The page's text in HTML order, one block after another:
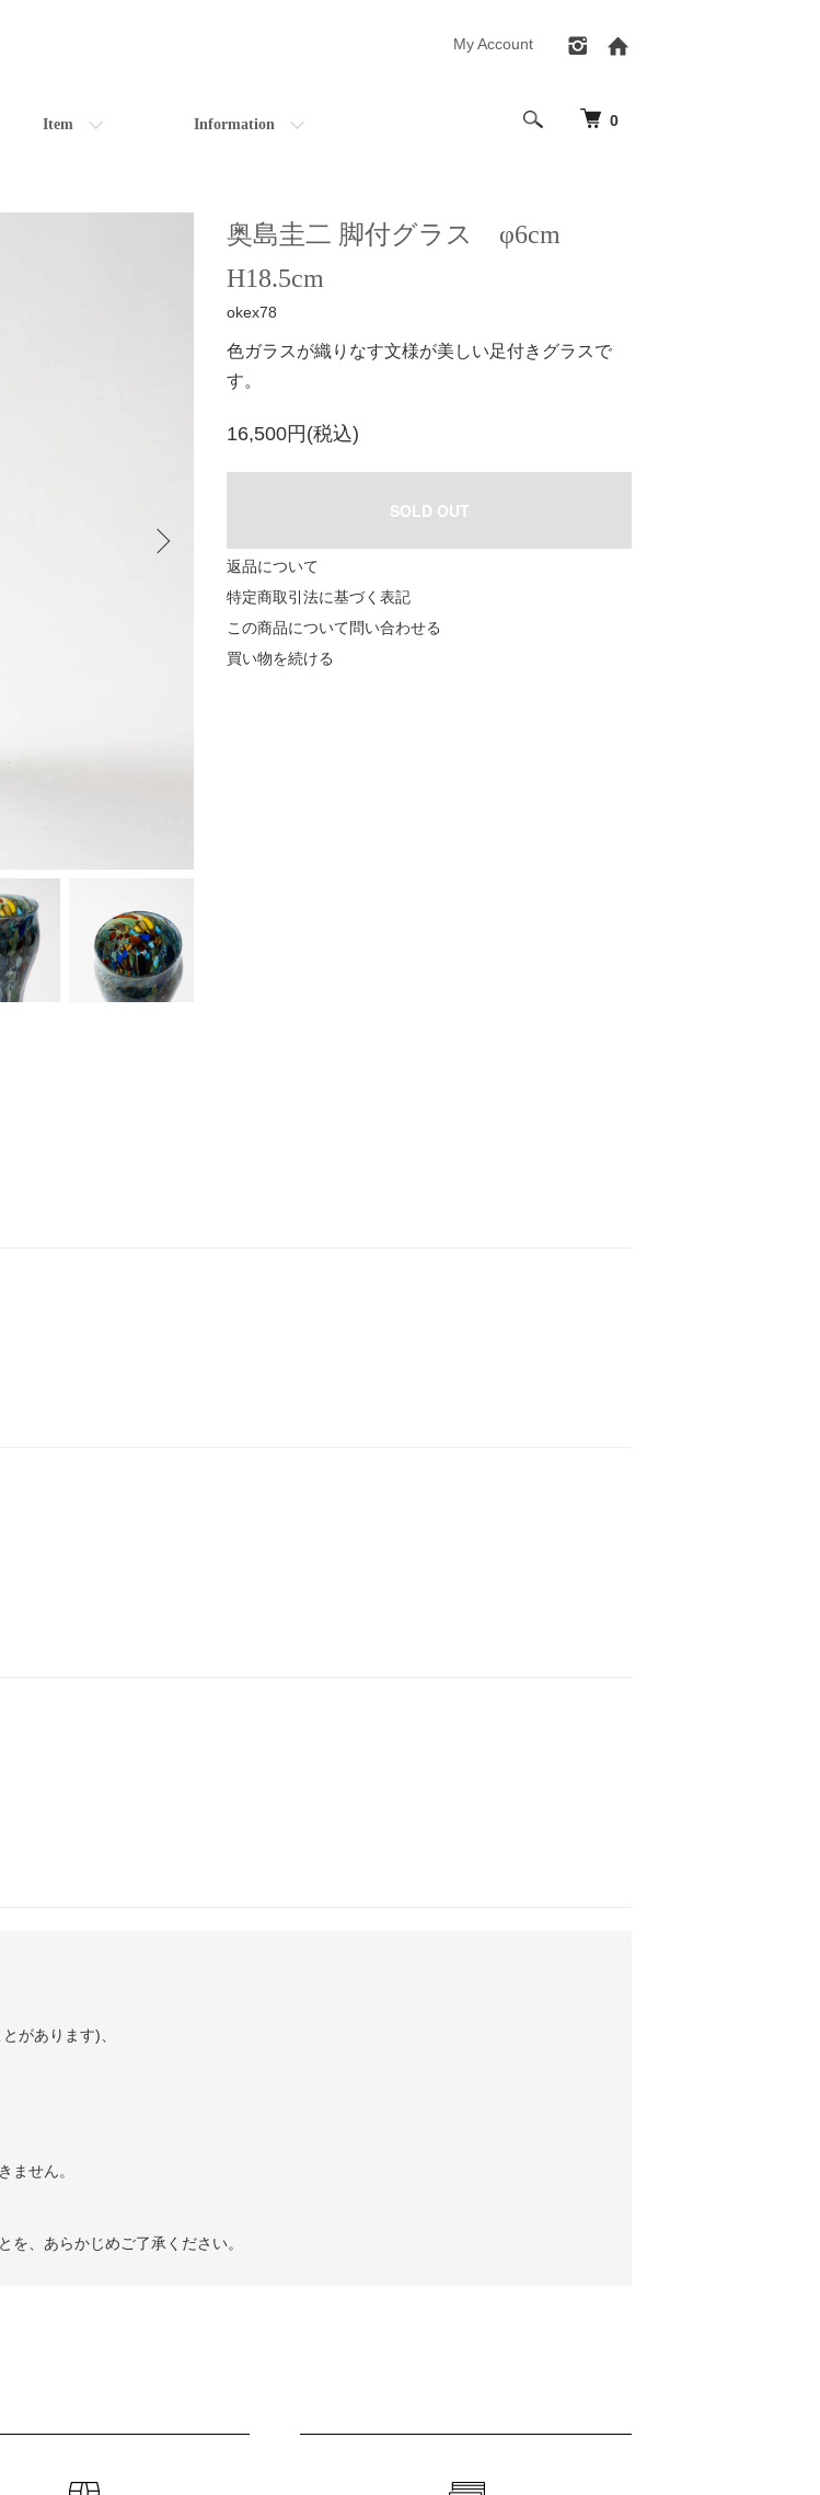
0
Item Information
My Account
奥島圭二 脚付グラス φ6cm
H18.5cm
okex78
色ガラスが織りなす文様が美しい足付きグラスで
す。
16,500円(税込)
SOLD OUT
返品について
特定商取引法に基づく表記
この商品について問い合わせる
買い物を続ける
があります)、
ません。
、あらかじめご了承ください。